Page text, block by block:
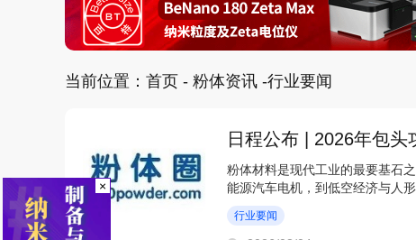
当前位置： 首页 - 粉体资讯 -行业要闻
日程公布 | 2026年包
粉体材料是现代工业的最要基石
能源汽车电机，到低空经济与人
造业的自主可控。当...
行业要闻
×